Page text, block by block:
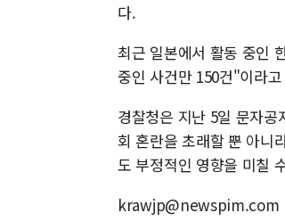
다.
최근 일본에서 활동 중인
중인 사건만 150건"이라
경찰청은 지난 5일 문자
회 혼란을 초래할 뿐 아니
도 부정적인 영향을 미칠
krawjp@newspim.com